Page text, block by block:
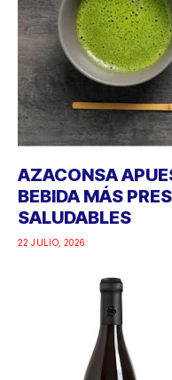
AZACONSA
BEBIDA MÁS
SALUDABLES
22 JULIO, 2026